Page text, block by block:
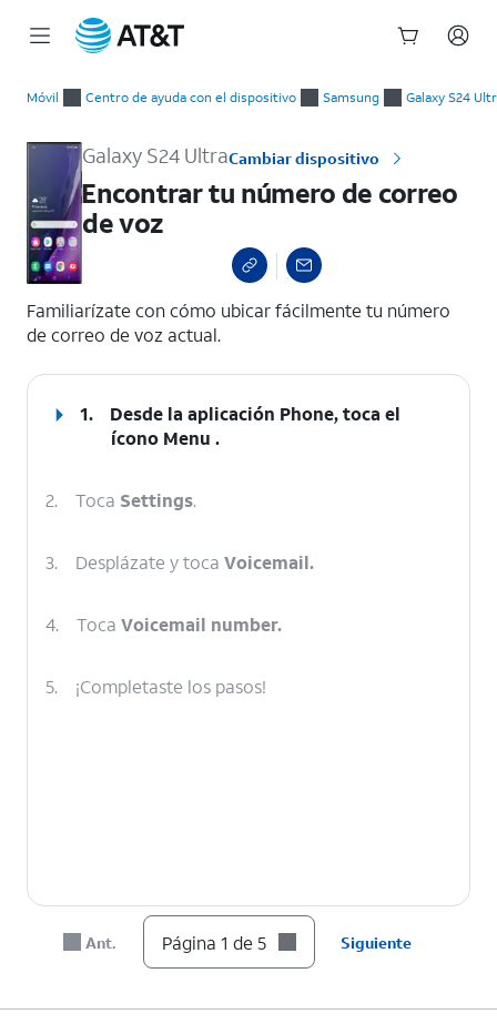
Móvil Centro de ayuda con el dispositivo Samsung Galaxy S24
Galaxy S24 UltraCambiar dispositivo
Encontrar tu número de correo
de voz
Familiarízate con cómo ubicar fácilmente tu número
de correo de voz actual.
1.
Desde la aplicación Phone, toca el
ícono Menu .
2. Toca Settings.
3. Desplázate y toca Voicemail.
4. Toca Voicemail number.
5. ¡Completaste los pasos!
Ant. Página 1 de 5 Siguiente